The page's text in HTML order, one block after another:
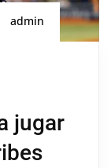
admin
jugar